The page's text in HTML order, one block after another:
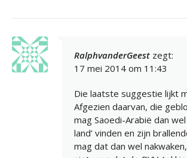
RalphvanderGeest zegt:
17 mei 2014 om 11:43
Die laatste suggestie lijkt
Afgezien daarvan, die
mag Saoedi-Arabië dan
land’ vinden en zijn
mag dat dan wel